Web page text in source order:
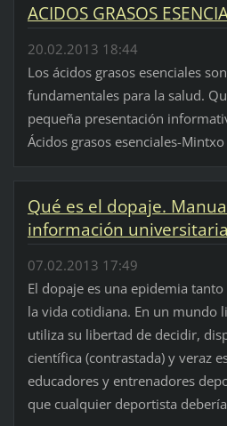
ACIDOS GRASOS
20.02.2013 18:44
Los ácidos grasos esenciales
fundamentales para la salud.
pequeña presentación
Ácidos grasos esenciales-
Qué es el dopaje.
información
07.02.2013 17:49
El dopaje es una epidemia
la vida cotidiana. En un mundo
utiliza su libertad de decidir,
científica (contrastada) y veraz
educadores y entrenadores
que cualquier deportista